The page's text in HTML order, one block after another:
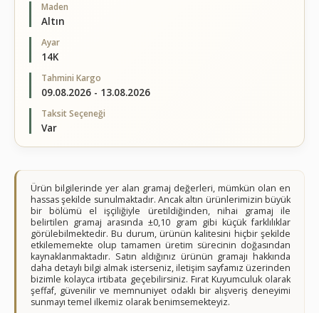
Maden
Altın
Ayar
14K
Tahmini Kargo
09.08.2026 - 13.08.2026
Taksit Seçeneği
Var
Ürün bilgilerinde yer alan gramaj değerleri, mümkün olan en
hassas şekilde sunulmaktadır. Ancak altın ürünlerimizin büyük
bir bölümü el işçiliğiyle üretildiğinden, nihai gramaj ile
belirtilen gramaj arasında ±0,10 gram gibi küçük farklılıklar
görülebilmektedir. Bu durum, ürünün kalitesini hiçbir şekilde
etkilememekte olup tamamen üretim sürecinin doğasından
kaynaklanmaktadır. Satın aldığınız ürünün gramajı hakkında
daha detaylı bilgi almak isterseniz, iletişim sayfamız üzerinden
bizimle kolayca irtibata geçebilirsiniz. Fırat Kuyumculuk olarak
şeffaf, güvenilir ve memnuniyet odaklı bir alışveriş deneyimi
sunmayı temel ilkemiz olarak benimsemekteyiz.